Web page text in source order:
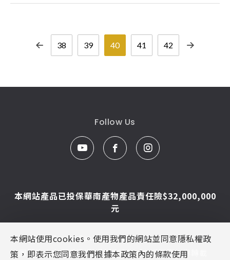
38 39 40 41 42
Follow Us
本網站產品已投保華南產物產品責任險$32,000,000
元
© Caesar Sanitar. All Rights Reserved.
圖片及文字為凱撒衛浴版權所有，未經同意不得轉載
本網站使用cookies。使用我們的網站並同意隱私權政
策，即表示您同意我們根據本政策內的條款使用